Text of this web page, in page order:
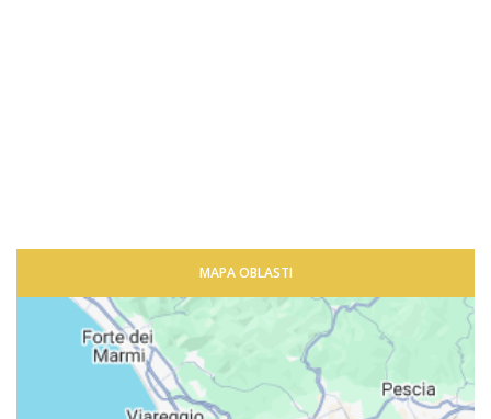
MAPA OBLASTI